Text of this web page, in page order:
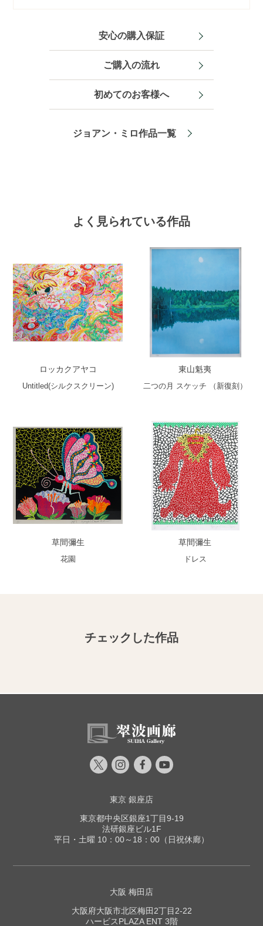
安心の購入保証
ご購入の流れ
初めてのお客様へ
ジョアン・ミロ作品一覧
よく見られている作品
ロッカクアヤコ
Untitled(シルクスクリーン)
東山魁夷
二つの月 スケッチ （新復刻）
草間彌生
花園
草間彌生
ドレス
チェックした作品
東京 銀座店
東京都中央区銀座1丁目9-19
法研銀座ビル1F
平日・土曜 10：00～18：00（日祝休廊）
大阪 梅田店
大阪府大阪市北区梅田2丁目2-22
ハービスPLAZA ENT 3階